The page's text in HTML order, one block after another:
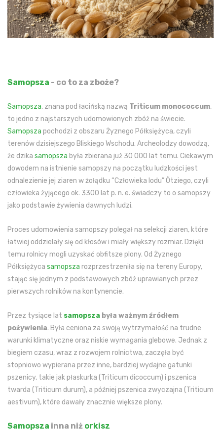
Samopsza - co to za zboże?
Samopsza, znana pod łacińską nazwą Triticum monococcum,
to jedno z najstarszych udomowionych zbóż na świecie.
Samopsza pochodzi z obszaru Żyznego Półksiężyca, czyli
terenów dzisiejszego Bliskiego Wschodu. Archeolodzy dowodzą,
że dzika samopsza była zbierana już 30 000 lat temu. Ciekawym
dowodem na istnienie samopszy na początku ludzkości jest
odnalezienie jej ziaren w żołądku “Człowieka lodu” Ötziego, czyli
człowieka żyjącego ok. 3300 lat p. n. e. świadczy to o samopszy
jako podstawie żywienia dawnych ludzi.
Proces udomowienia samopszy polegał na selekcji ziaren, które
łatwiej oddzielały się od kłosów i miały większy rozmiar. Dzięki
temu rolnicy mogli uzyskać obfitsze plony. Od Żyznego
Półksiężyca samopsza rozprzestrzeniła się na tereny Europy,
stając się jednym z podstawowych zbóż uprawianych przez
pierwszych rolników na kontynencie.
Przez tysiące lat samopsza była ważnym źródłem
pożywienia. Była ceniona za swoją wytrzymałość na trudne
warunki klimatyczne oraz niskie wymagania glebowe. Jednak z
biegiem czasu, wraz z rozwojem rolnictwa, zaczęła być
stopniowo wypierana przez inne, bardziej wydajne gatunki
pszenicy, takie jak płaskurka (Triticum dicoccum) i pszenica
twarda (Triticum durum), a później pszenica zwyczajna (Triticum
aestivum), które dawały znacznie większe plony.
Samopsza inna niż orkisz